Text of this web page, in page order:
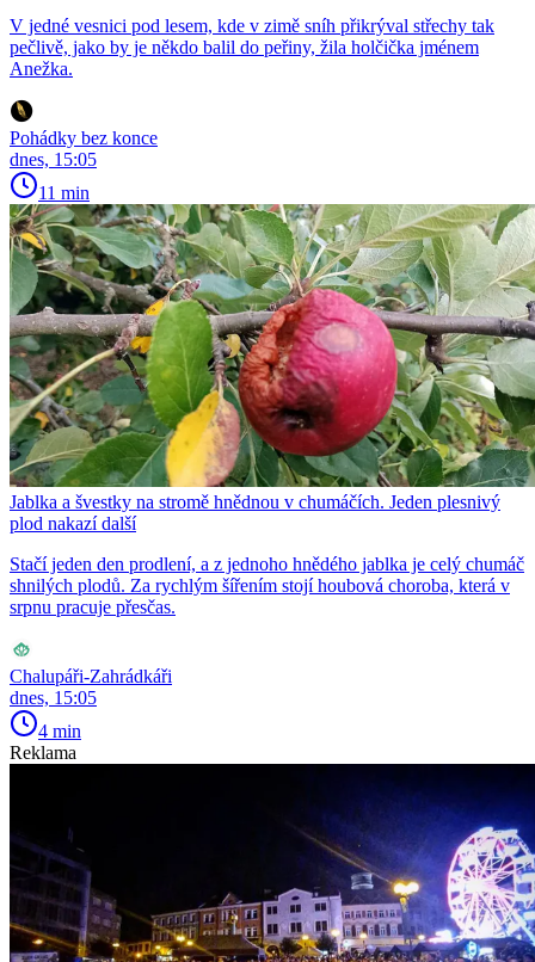
V jedné vesnici pod lesem, kde v zimě sníh přikrýval střechy tak
pečlivě, jako by je někdo balil do peřiny, žila holčička jménem
Anežka.
Pohádky bez konce
dnes, 15:05
11 min
Jablka a švestky na stromě hnědnou v chumáčích. Jeden plesnivý
plod nakazí další
Stačí jeden den prodlení, a z jednoho hnědého jablka je celý chumáč
shnilých plodů. Za rychlým šířením stojí houbová choroba, která v
srpnu pracuje přesčas.
Chalupáři-Zahrádkáři
dnes, 15:05
4 min
Reklama